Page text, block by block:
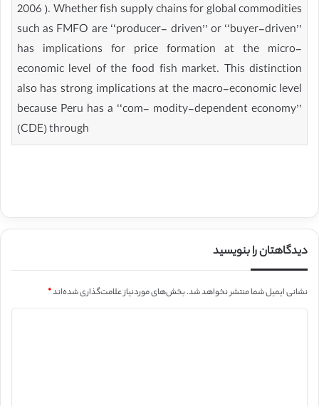
2006 ). Whether fish supply chains for global commodities
such as FMFO are ‘‘producer- driven’’ or ‘‘buyer-driven’’
has implications for price formation at the micro-
economic level of the food fish market. This distinction
also has strong implications at the macro-economic level
because Peru has a ‘‘com- modity-dependent economy’’
(CDE) through
دیدگاهتان را بنویسید
نشانی ایمیل شما منتشر نخواهد شد.بخش‌های موردنیاز علامت‌گذاری شده‌اند*